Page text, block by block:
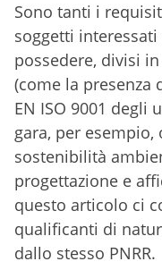
Sono tanti i
soggetti
possedere, divisi in
(come la presenza
EN ISO 9001 degli
gara, per esempio,
sostenibilità
progettazione e
questo articolo ci
qualificanti di
dallo stesso PNRR.